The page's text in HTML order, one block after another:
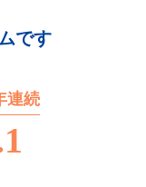
です
連続